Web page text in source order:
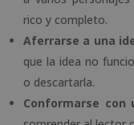
rico y completo.
Aferrarse a una
que la idea no
o descartarla.
Conformarse con